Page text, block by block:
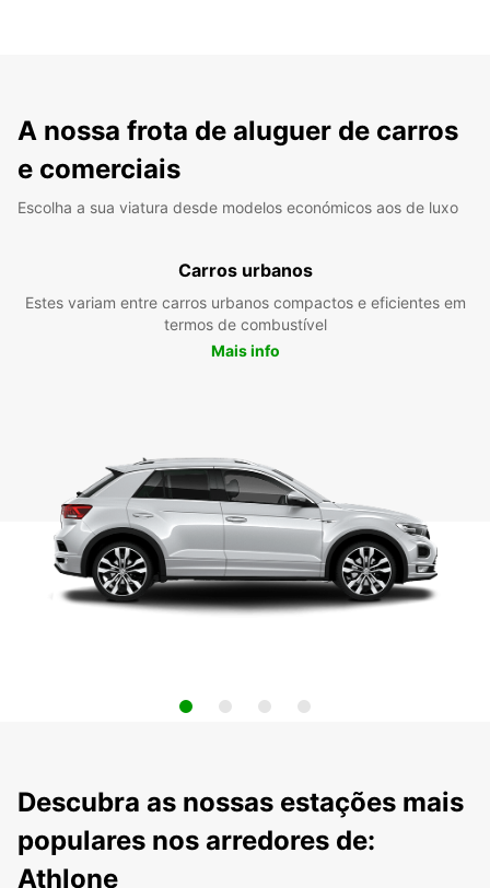
A nossa frota de aluguer de carros
e comerciais
Escolha a sua viatura desde modelos económicos aos de luxo
Carros urbanos
Estes variam entre carros urbanos compactos e eficientes em
termos de combustível
Mais info
Descubra as nossas estações mais
populares nos arredores de:
Athlone